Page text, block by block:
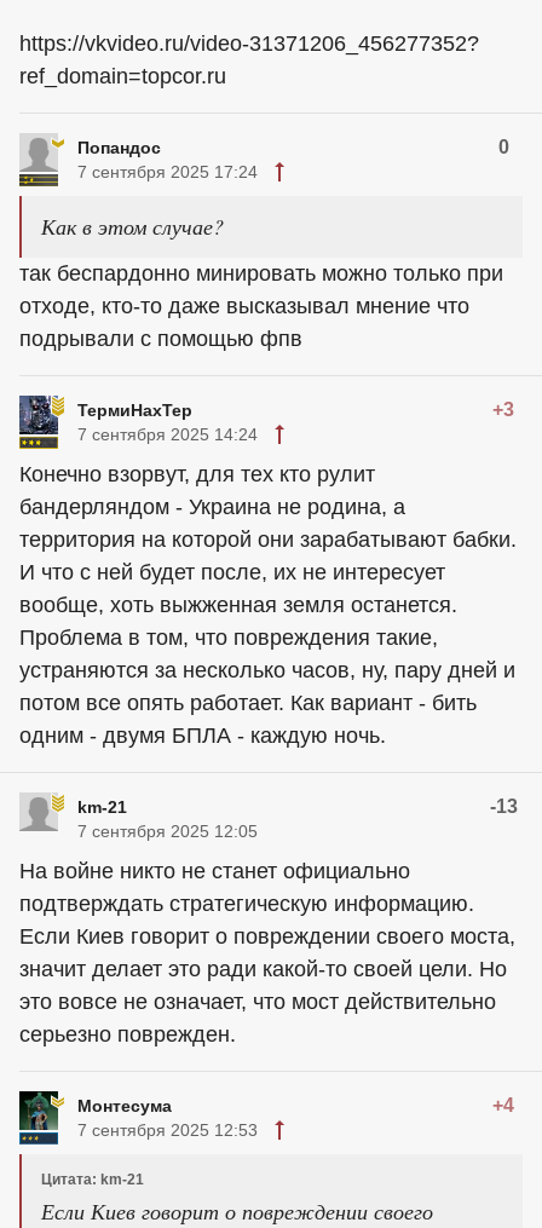
https://vkvideo.ru/video-31371206_456277352?
ref_domain=topcor.ru
Попандос 0
7 сентября 2025 17:24
Как в этом случае?
так беспардонно минировать можно только при
отходе, кто-то даже высказывал мнение что
подрывали с помощью фпв
ТермиНахТер +3
7 сентября 2025 14:24
Конечно взорвут, для тех кто рулит
бандерляндом - Украина не родина, а
территория на которой они зарабатывают бабки.
И что с ней будет после, их не интересует
вообще, хоть выжженная земля останется.
Проблема в том, что повреждения такие,
устраняются за несколько часов, ну, пару дней и
потом все опять работает. Как вариант - бить
одним - двумя БПЛА - каждую ночь.
km-21 -13
7 сентября 2025 12:05
На войне никто не станет официально
подтверждать стратегическую информацию.
Если Киев говорит о повреждении своего моста,
значит делает это ради какой-то своей цели. Но
это вовсе не означает, что мост действительно
серьезно поврежден.
Монтесума +4
7 сентября 2025 12:53
Цитата: km-21
Если Киев говорит о повреждении своего